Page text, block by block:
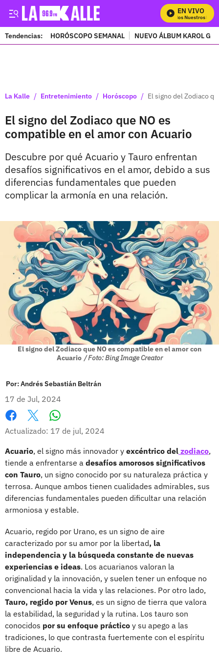
EN VIVO
Mira Todos Nuestros
Tendencias: HORÓSCOPO SEMANAL NUEVO ÁLBUM KAROL G
La Kalle / Entretenimiento / Horóscopo / El signo del Zodiaco
El signo del Zodiaco que NO es
compatible en el amor con Acuario
Descubre por qué Acuario y Tauro enfrentan
desafíos significativos en el amor, debido a sus
diferencias fundamentales que pueden
complicar la armonía en una relación.
El signo del Zodiaco que NO es compatible en el amor con
Acuario / Foto: Bing Image Creator
Por:Andrés Sebastián Beltrán
17 de Jul, 2024
Facebook
X
Actualizado: 17 de jul, 2024
Acuario, el signo más innovador y excéntrico del zodiaco,
tiende a enfrentarse a desafíos amorosos significativos
con Tauro, un signo conocido por su naturaleza práctica y
terrosa. Aunque ambos tienen cualidades admirables, sus
diferencias fundamentales pueden dificultar una relación
armoniosa y estable.
Acuario, regido por Urano, es un signo de aire
caracterizado por su amor por la libertad, la
independencia y la búsqueda constante de nuevas
experiencias e ideas. Los acuarianos valoran la
originalidad y la innovación, y suelen tener un enfoque no
convencional hacia la vida y las relaciones. Por otro lado,
Tauro, regido por Venus, es un signo de tierra que valora
la estabilidad, la seguridad y la rutina. Los tauro son
conocidos por su enfoque práctico y su apego a las
tradiciones, lo que contrasta fuertemente con el espíritu
libre de Acuario.